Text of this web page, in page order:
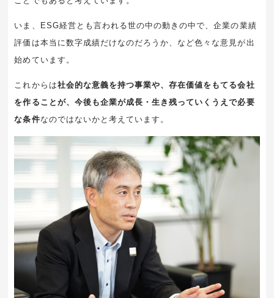
いま、ESG経営とも言われる世の中の動きの中で、企業の業績
評価は本当に数字成績だけなのだろうか、など色々な意見が出
始めています。
これからは社会的な意義を持つ事業や、存在価値をもてる会社
を作ることが、今後も企業が成長・生き残っていくうえで必要
な条件なのではないかと考えています。